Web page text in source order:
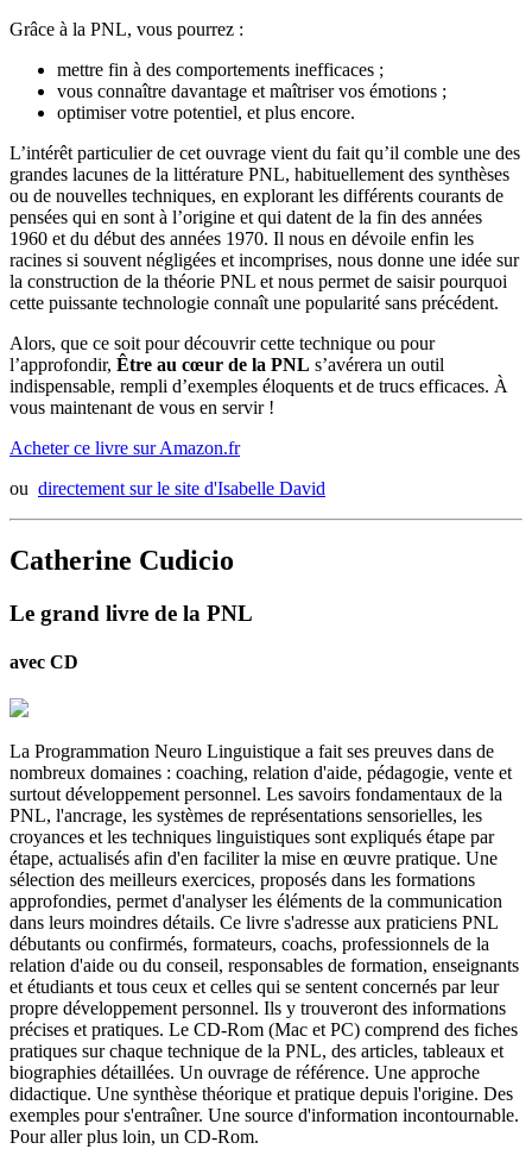
Grâce à la PNL, vous pourrez :
mettre fin à des comportements inefficaces ;
vous connaître davantage et maîtriser vos émotions ;
optimiser votre potentiel, et plus encore.
L’intérêt particulier de cet ouvrage vient du fait qu’il comble une des
grandes lacunes de la littérature PNL, habituellement des synthèses
ou de nouvelles techniques, en explorant les différents courants de
pensées qui en sont à l’origine et qui datent de la fin des années
1960 et du début des années 1970. Il nous en dévoile enfin les
racines si souvent négligées et incomprises, nous donne une idée sur
la construction de la théorie PNL et nous permet de saisir pourquoi
cette puissante technologie connaît une popularité sans précédent.
Alors, que ce soit pour découvrir cette technique ou pour
l’approfondir, Être au cœur de la PNL s’avérera un outil
indispensable, rempli d’exemples éloquents et de trucs efficaces. À
vous maintenant de vous en servir !
Acheter ce livre sur Amazon.fr
ou directement sur le site d'Isabelle David
Catherine Cudicio
Le grand livre de la PNL
avec CD
La Programmation Neuro Linguistique a fait ses preuves dans de
nombreux domaines : coaching, relation d'aide, pédagogie, vente et
surtout développement personnel. Les savoirs fondamentaux de la
PNL, l'ancrage, les systèmes de représentations sensorielles, les
croyances et les techniques linguistiques sont expliqués étape par
étape, actualisés afin d'en faciliter la mise en œuvre pratique. Une
sélection des meilleurs exercices, proposés dans les formations
approfondies, permet d'analyser les éléments de la communication
dans leurs moindres détails. Ce livre s'adresse aux praticiens PNL
débutants ou confirmés, formateurs, coachs, professionnels de la
relation d'aide ou du conseil, responsables de formation, enseignants
et étudiants et tous ceux et celles qui se sentent concernés par leur
propre développement personnel. Ils y trouveront des informations
précises et pratiques. Le CD-Rom (Mac et PC) comprend des fiches
pratiques sur chaque technique de la PNL, des articles, tableaux et
biographies détaillées. Un ouvrage de référence. Une approche
didactique. Une synthèse théorique et pratique depuis l'origine. Des
exemples pour s'entraîner. Une source d'information incontournable.
Pour aller plus loin, un CD-Rom.